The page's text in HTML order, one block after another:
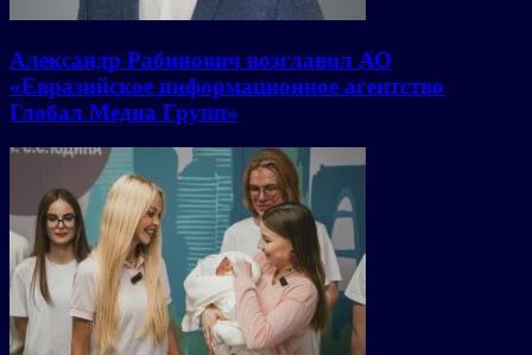
Александр Рабинович возглавил АО
«Евразийское информационное агентство
Глобал Медиа Групп»